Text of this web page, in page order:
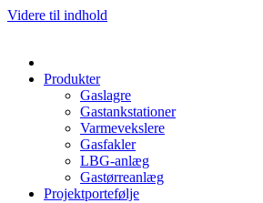
Videre til indhold
Produkter
Gaslagre
Gastankstationer
Varmevekslere
Gasfakler
LBG-anlæg
Gastørreanlæg
Projektportefølje